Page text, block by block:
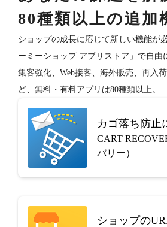
80種類以上の追加
ショップの成長に応じて新しい機能が
ーミーショップ アプリストア」で自由
集客強化、Web接客、海外販売、再入
ど、無料・有料アプリは80種類以上。
カゴ落ち防止
CART
バリー）
ショップの